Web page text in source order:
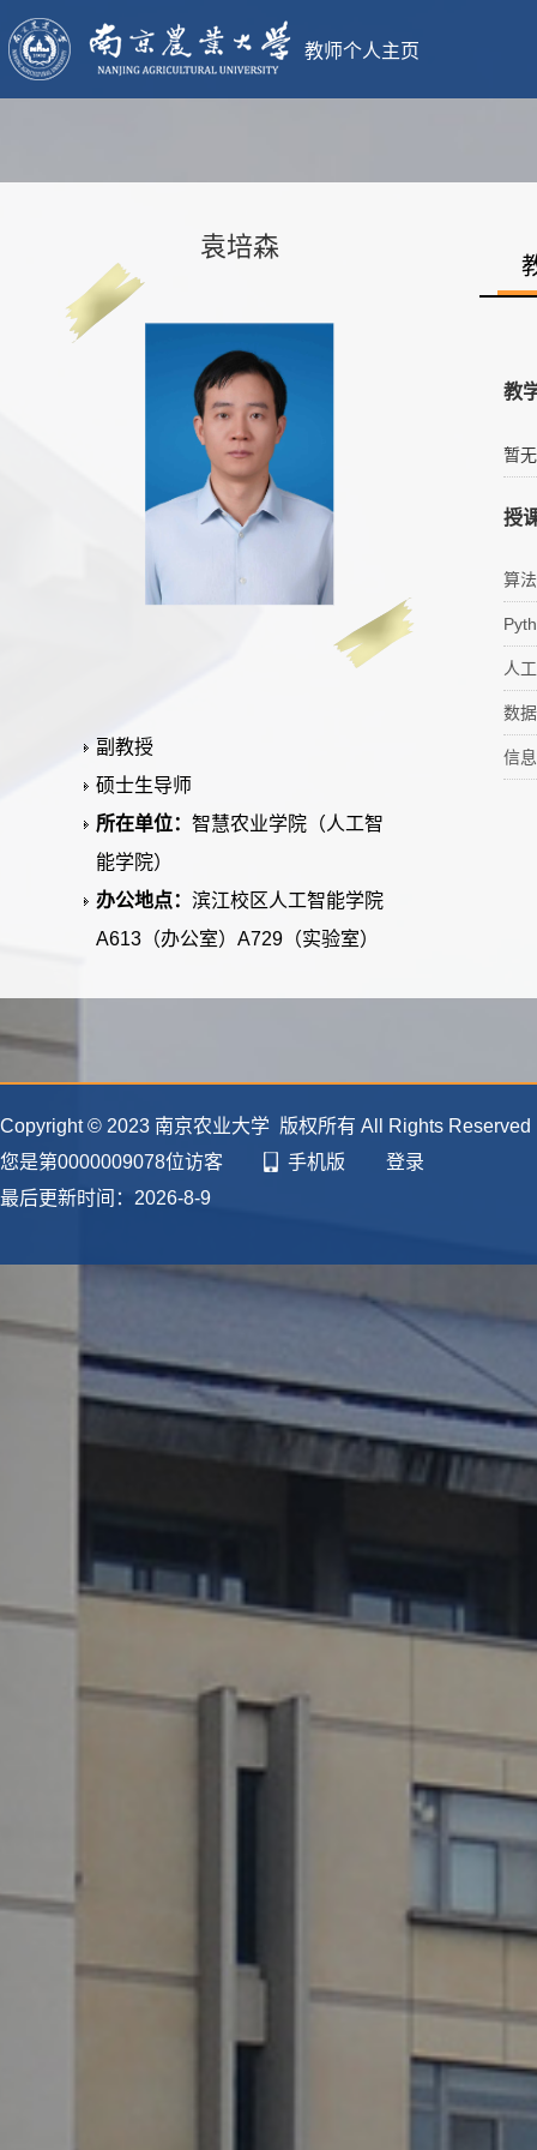
教师个人主页
袁培森
副教授
硕士生导师
所在单位： 智慧农业学院（人工智
能学院）
办公地点： 滨江校区人工智能学院
A613（办公室）A729（实验室）
教
暂
授
算
人
数
信
Copyright © 2023 南京农业大学 版权所有 All Rights
您是第0000009078位访客 手机版
登录
最后更新时间： 2026-8-9